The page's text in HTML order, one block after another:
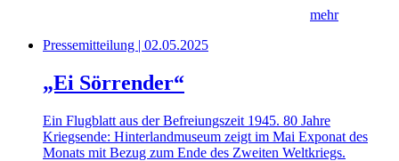
mehr
Pressemitteilung | 02.05.2025
„Ei Sörrender“
Ein Flugblatt aus der Befreiungszeit 1945. 80 Jahre
Kriegsende: Hinterlandmuseum zeigt im Mai Exponat des
Monats mit Bezug zum Ende des Zweiten Weltkriegs.